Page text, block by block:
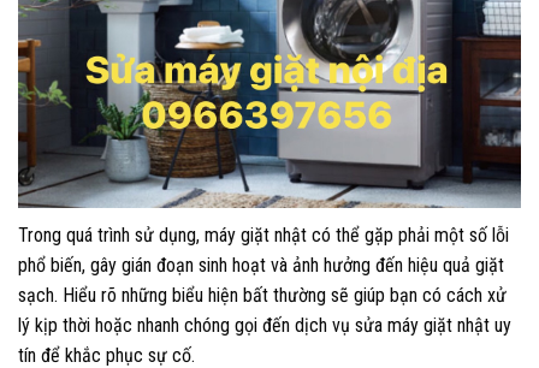
Trong quá trình sử dụng, máy giặt nhật có thể gặp phải một số lỗi
phổ biến, gây gián đoạn sinh hoạt và ảnh hưởng đến hiệu quả giặt
sạch. Hiểu rõ những biểu hiện bất thường sẽ giúp bạn có cách xử
lý kịp thời hoặc nhanh chóng gọi đến dịch vụ sửa máy giặt nhật uy
tín để khắc phục sự cố.